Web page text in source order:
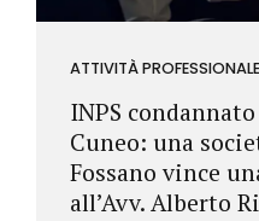
ATTIVITÀ PROFESSIONALE
INPS
Cuneo: una
Fossano vince
all’Avv. Alberto